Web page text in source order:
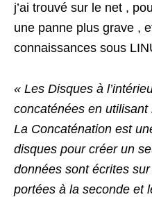
j’ai trouvé sur le net ,
une panne plus grave ,
connaissances sous
« Les Disques à
concaténées en utilisant
La Concaténation est
disques pour créer un
données sont écrites
portées à la seconde et